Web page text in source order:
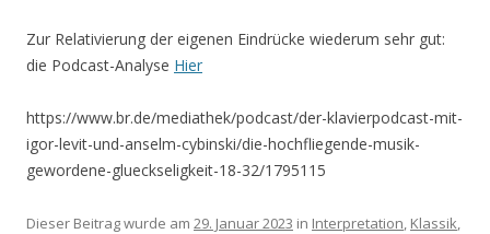
Zur Relativierung der eigenen Eindrücke wiederum sehr gut:
die Podcast-Analyse Hier
https://www.br.de/mediathek/podcast/der-klavierpodcast-mit-
igor-levit-und-anselm-cybinski/die-hochfliegende-musik-
gewordene-glueckseligkeit-18-32/1795115
Dieser Beitrag wurde am 29. Januar 2023 in Interpretation, Klassik,